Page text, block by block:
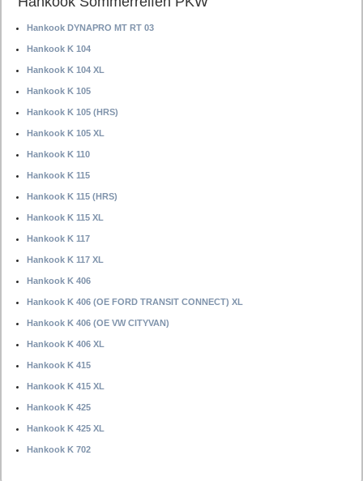
Hankook DYNAPRO MT RT 03
Hankook K 104
Hankook K 104 XL
Hankook K 105
Hankook K 105 (HRS)
Hankook K 105 XL
Hankook K 110
Hankook K 115
Hankook K 115 (HRS)
Hankook K 115 XL
Hankook K 117
Hankook K 117 XL
Hankook K 406
Hankook K 406 (OE FORD TRANSIT CONNECT) XL
Hankook K 406 (OE VW CITYVAN)
Hankook K 406 XL
Hankook K 415
Hankook K 415 XL
Hankook K 425
Hankook K 425 XL
Hankook K 702